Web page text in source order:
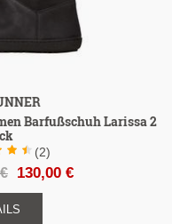
Barfußschuh Larissa 2
(2)
130,00 €